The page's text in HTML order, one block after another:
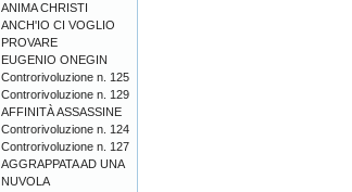
ANIMA CHRISTI
ANCH'IO CI VOGLIO
PROVARE
EUGENIO ONEGIN
Controrivoluzione n. 125
Controrivoluzione n. 129
AFFINITÀ ASSASSINE
Controrivoluzione n. 124
Controrivoluzione n. 127
AGGRAPPATA AD UNA
NUVOLA